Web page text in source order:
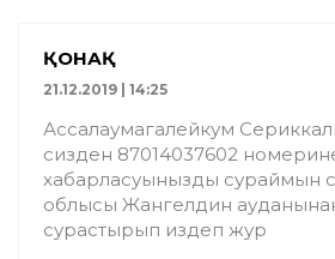
ҚОНАҚ
21.12.2019 | 14:25
Ассалаумагалейкум
сизден 87014037602
хабарласуынызды сураймын
облысы Жангелдин
сурастырып издеп жур